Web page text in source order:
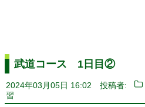
武道コース 1日目②
2024年03月05日 16:02 投稿者:
習